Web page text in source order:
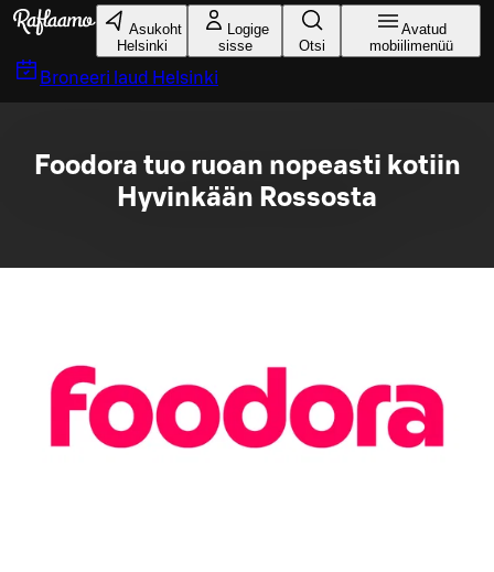
Liigu peamise sisu juurde
Asukoht
Helsinki
Logige
sisse
Otsi
Avatud
mobiilimenüü
Broneeri laud Helsinki
Foodora tuo ruoan nopeasti kotiin
Hyvinkään Rossosta